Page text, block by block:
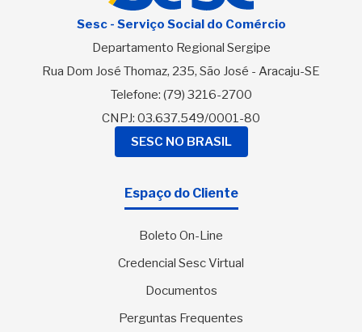
Sesc - Serviço Social do Comércio
Departamento Regional Sergipe
Rua Dom José Thomaz, 235, São José - Aracaju-SE
Telefone: (79) 3216-2700
CNPJ: 03.637.549/0001-80
SESC NO BRASIL
Espaço do Cliente
Boleto On-Line
Credencial Sesc Virtual
Documentos
Perguntas Frequentes